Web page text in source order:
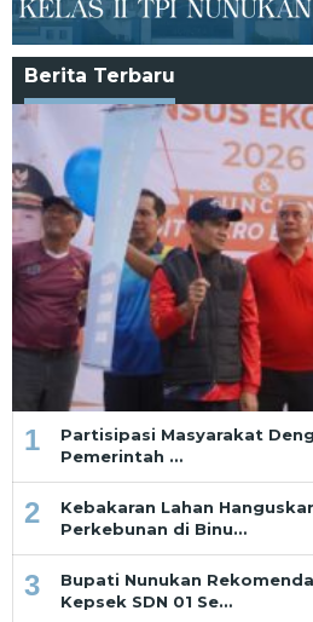
Berita Terbaru
1
Partisipasi Masyarakat
Pemerintah …
2
Kebakaran Lahan
Perkebunan di Binu…
3
Bupati Nunukan
Kepsek SDN 01 Se…